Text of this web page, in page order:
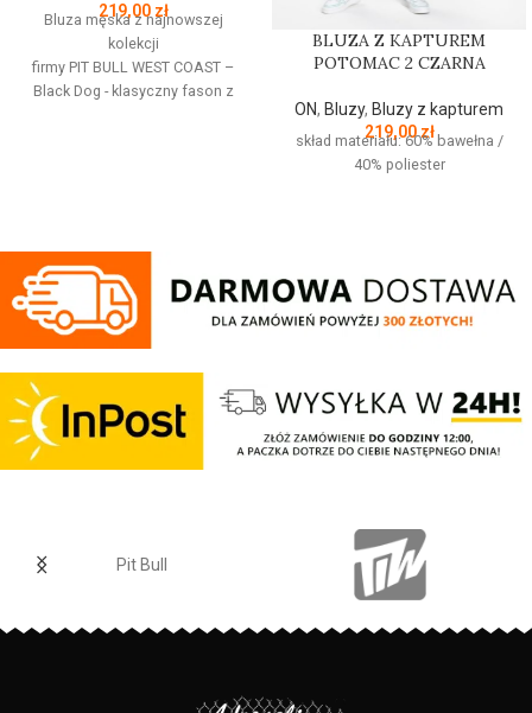
219,00 zł
Bluza męska z najnowszej
kolekcji
firmy PIT BULL WEST COAST –
Black Dog - klasyczny fason z
ściągacze na rękawach oraz u
dołu bluzy - żebrowany kołnierz -
ściągacze rękawów dodatkowo
posiadają otwory na kciuk - od
wewnętrznej strony lamówka przy
karku chroniąca przed otarciami -
silikonowa kwadratowa naszywka
na lewym rękawie z logo marki Pit
Bull - duży nadruk na plecach oraz
mniejszy na klatce piersiowej -
trwałe - skład materiału: 80%
PRODUCENT: Pit Bull
Czarny
BLUZA Z KAPTUREM
POTOMAC 2 CZARNA
ON, Bluzy, Bluzy z kapturem
219,00zł
skład materiału: 60% bawełna /
40% poliester
Pit Bull